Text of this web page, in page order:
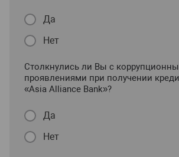
Да
Нет
Столкнулись ли Вы с
проявлениями при получении
«Asia Alliance Bank»?
Да
Нет